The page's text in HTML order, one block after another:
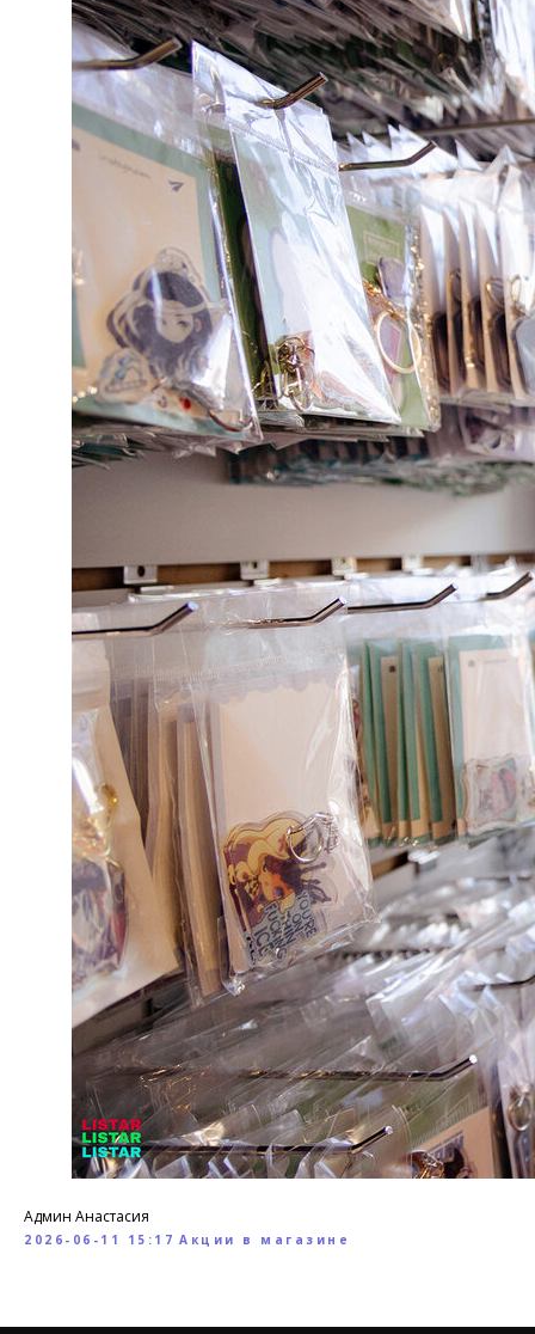
Админ Анастасия
2026-06-11 15:17 Акции в магазине